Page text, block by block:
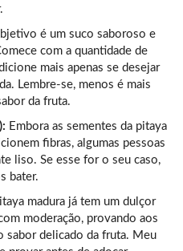
é um suco saboroso e
com a quantidade de
mais apenas se desejar
Lembre-se, menos é mais
da fruta.
Embora as sementes da pitaya
fibras, algumas pessoas
liso. Se esse for o seu caso,
bater.
madura já tem um dulçor
moderação, provando aos
sabor delicado da fruta. Meu